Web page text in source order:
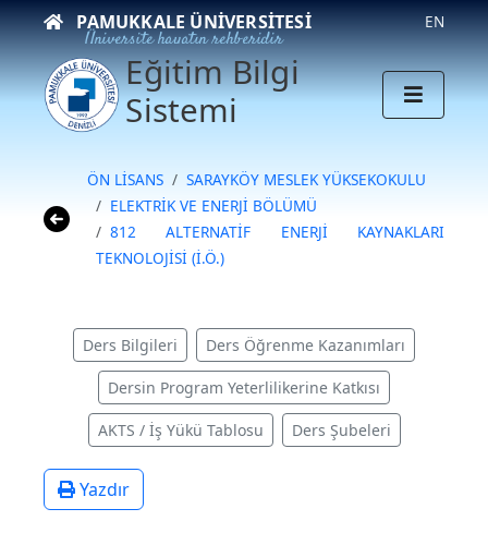
PAMUKKALE ÜNIVERSITESI
Üniversite hayatın rehberidir
EN
Eğitim Bilgi
Sistemi
ÖN LİSANS
SARAYKÖY MESLEK YÜKSEKOKULU
ELEKTRİK VE ENERJİ BÖLÜMÜ
812 ALTERNATİF ENERJİ KAYNAKLARI
TEKNOLOJİSİ (İ.Ö.)
Ders Bilgileri Ders Öğrenme Kazanımları
Dersin Program Yeterlilikerine Katkısı
AKTS / İş Yükü Tablosu Ders Şubeleri
Yazdır